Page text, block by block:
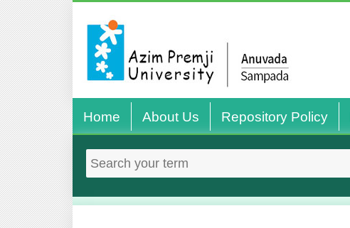
Home About Us Repository Policy